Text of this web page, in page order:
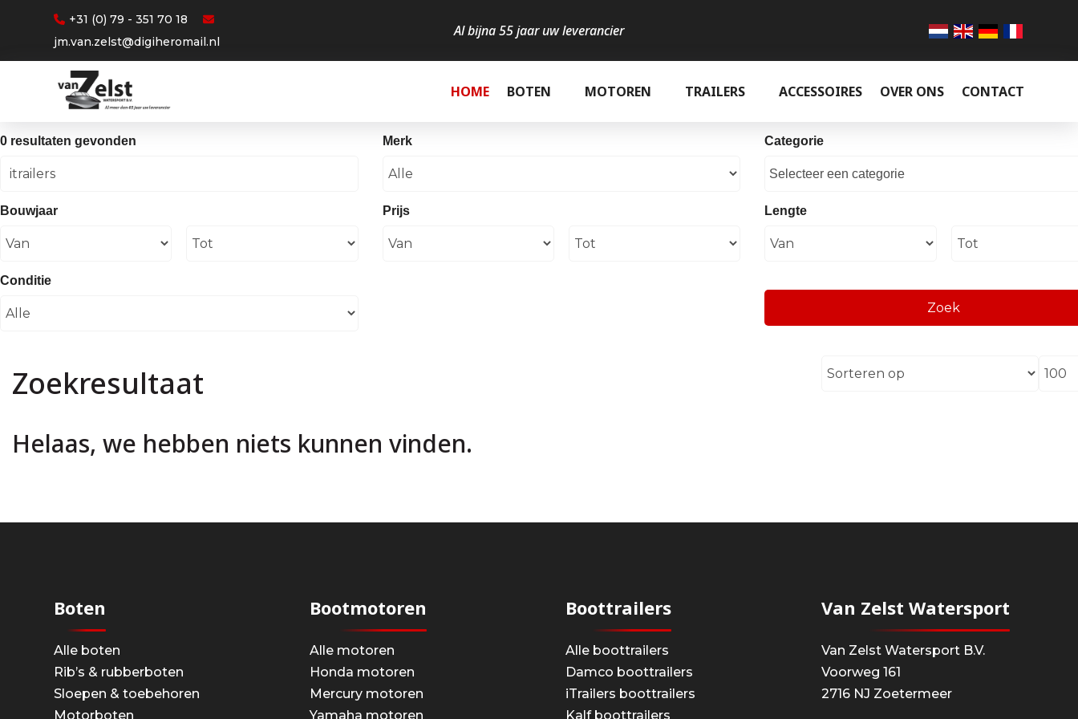
+31 (0) 79 - 351 70 18
jm.van.zelst@digiheromail.nl
Al bijna 55 jaar uw leverancier
HOME BOTEN MOTOREN TRAILERS ACCESSOIRES OVER ONS CONTACT
0 resultaten gevonden Merk Categorie
Selecteer een categorie
Bouwjaar Prijs Lengte
Conditie
Zoekresultaat
Helaas, we hebben niets kunnen vinden.
Boten
Alle boten
Rib’s & rubberboten
Sloepen & toebehoren
Motorboten
Bootmotoren
Alle motoren
Honda motoren
Mercury motoren
Yamaha motoren
Boottrailers
Alle boottrailers
Damco boottrailers
iTrailers boottrailers
Kalf boottrailers
Van Zelst Watersport
Van Zelst Watersport B.V.
Voorweg 161
2716 NJ Zoetermeer